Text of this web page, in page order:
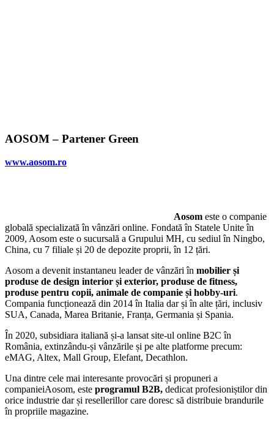
AOSOM – Partener Green
www.aosom.ro
Aosom este o companie
globală specializată în vânzări online. Fondată în Statele Unite în
2009, Aosom este o sucursală a Grupului MH, cu sediul în Ningbo,
China, cu 7 filiale și 20 de depozite proprii, în 12 țări.
Aosom a devenit instantaneu leader de vânzări în mobilier și
produse de design interior și exterior, produse de fitness,
produse pentru copii, animale de companie și hobby-uri.
Compania funcționează din 2014 în Italia dar și în alte țări, inclusiv
SUA, Canada, Marea Britanie, Franța, Germania și Spania.
În 2020, subsidiara italiană și-a lansat site-ul online B2C în
România, extinzându-și vânzările și pe alte platforme precum:
eMAG, Altex, Mall Group, Elefant, Decathlon.
Una dintre cele mai interesante provocări și propuneri a
companieiAosom, este programul B2B, dedicat profesioniștilor din
orice industrie dar și resellerillor care doresc să distribuie brandurile
în propriile magazine.